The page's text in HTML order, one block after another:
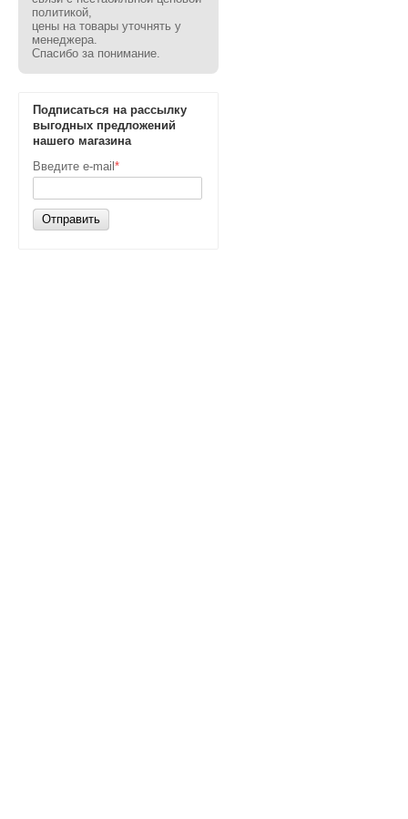
политикой,
цены на товары уточнять у
менеджера.
Спасибо за понимание.
Подписаться на рассылку
выгодных предложений
нашего магазина
Введите e-mail *
Отправить